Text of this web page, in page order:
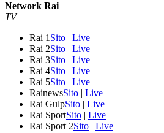
Network Rai
TV
Rai 1 Sito | Live
Rai 2Sito | Live
Rai 3Sito | Live
Rai 4Sito | Live
Rai 5Sito | Live
RainewsSito | Live
Rai GulpSito | Live
Rai SportSito | Live
Rai Sport 2Sito | Live